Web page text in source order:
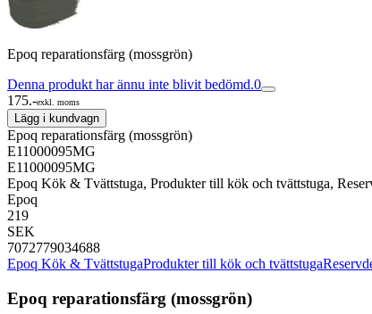
Epoq reparationsfärg (mossgrön)
Denna produkt har ännu inte blivit bedömd.0
175.-exkl. moms
Lägg i kundvagn
Epoq reparationsfärg (mossgrön)
E11000095MG
E11000095MG
Epoq Kök & Tvättstuga, Produkter till kök och tvättstuga,
Epoq
219
SEK
7072779034688
Epoq Kök & TvättstugaProdukter till kök och tvättstuga
Epoq reparationsfärg (mossgrön)